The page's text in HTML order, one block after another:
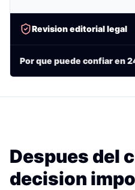
Revision editorial legal
Por que puede confiar en
Despues del
decision